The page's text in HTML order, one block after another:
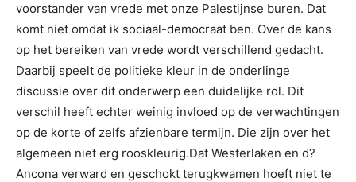
voorstander van vrede met onze Palestijnse buren. Dat
komt niet omdat ik sociaal-democraat ben. Over de kans
op het bereiken van vrede wordt verschillend gedacht.
Daarbij speelt de politieke kleur in de onderlinge
discussie over dit onderwerp een duidelijke rol. Dit
verschil heeft echter weinig invloed op de verwachtingen
op de korte of zelfs afzienbare termijn. Die zijn over het
algemeen niet erg rooskleurig.Dat Westerlaken en d?
Ancona verward en geschokt terugkwamen hoeft niet te